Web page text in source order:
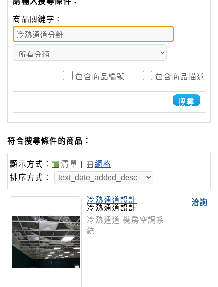
商品關鍵字：
包含商品編號 包含商品描述
搜尋
符合搜尋條件的商品：
顯示方式： 清單
網格
排序方式：
洽詢
冷熱通道設計
冷熱通道設計
冷熱通道 機房空調系
統